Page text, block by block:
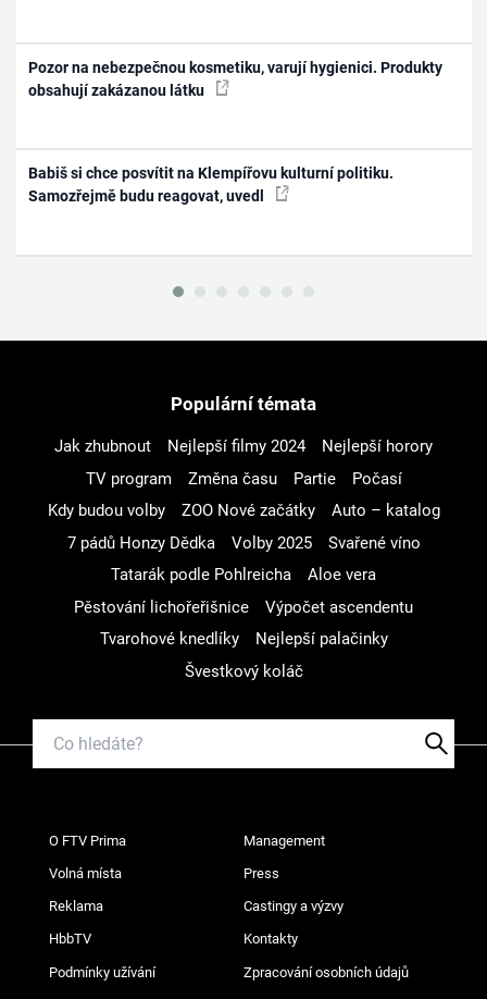
Pozor na nebezpečnou kosmetiku, varují hygienici. Produkty
obsahují zakázanou látku
Babiš si chce posvítit na Klempířovu kulturní politiku.
Samozřejmě budu reagovat, uvedl
Populární témata
Jak zhubnout Nejlepší filmy 2024
Nejlepší horory
TV program
Změna času Partie
Počasí
Kdy budou volby
ZOO Nové začátky
Auto – katalog
7 pádů Honzy Dědka
Volby 2025
Svařené víno
Tatarák podle Pohlreicha
Aloe vera
Pěstování lichořeřišnice
Výpočet ascendentu
Tvarohové knedlíky
Nejlepší palačinky
Švestkový koláč
O FTV Prima Management
Volná místa Press
Reklama Castingy a výzvy
HbbTV Kontakty
Podmínky užívání Zpracování osobních údajů